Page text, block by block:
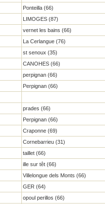
Ponteilla (66)
LIMOGES (87)
vernet les bains (66)
La Cerlangue (76)
st senoux (35)
CANOHES (66)
perpignan (66)
Perpignan (66)
prades (66)
Perpignan (66)
Craponne (69)
Cornebarrieu (31)
taillet (66)
ille sur têt (66)
Villelongue dels Monts (66)
GER (64)
opoul perillos (66)